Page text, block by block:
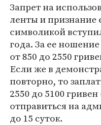
Запрет на
ленты и признание
символикой
года. За ее
от 850 до 2550
Если же в
повторно, то
2550 до 5100
отправиться на
до 15 суток.